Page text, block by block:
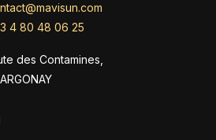
4 80 48 06 25
des Contamines,